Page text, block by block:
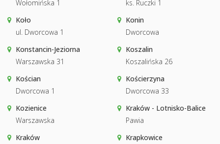
Wołomińska 1
ks. Ruczki 1
Koło
ul. Dworcowa 1
Konin
Dworcowa
Konstancin-Jeziorna
Warszawska 31
Koszalin
Koszalińska 26
Kościan
Dworcowa 1
Kościerzyna
Dworcowa 33
Kozienice
Warszawska
Kraków - Lotnisko-Balice
Pawia
Kraków
Krapkowice